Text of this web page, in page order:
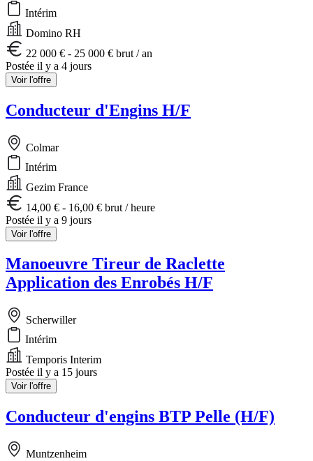
Intérim
Domino RH
22 000 € - 25 000 € brut / an
Postée il y a 4 jours
Voir l'offre
Conducteur d'Engins H/F
Colmar
Intérim
Gezim France
14,00 € - 16,00 € brut / heure
Postée il y a 9 jours
Voir l'offre
Manoeuvre Tireur de Raclette
Application des Enrobés H/F
Scherwiller
Intérim
Temporis Interim
Postée il y a 15 jours
Voir l'offre
Conducteur d'engins BTP Pelle (H/F)
Muntzenheim